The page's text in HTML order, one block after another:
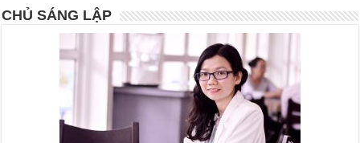
CHỦ SÁNG LẬP